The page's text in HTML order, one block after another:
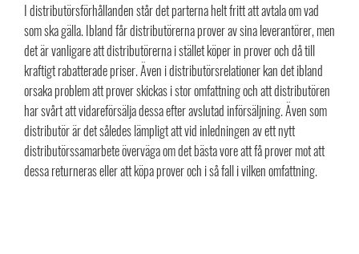
I distributörsförhållanden står det parterna helt fritt att avtala om vad
som ska gälla. Ibland får distributörerna prover av sina leverantörer, men
det är vanligare att distributörerna i stället köper in prover och då till
kraftigt rabatterade priser. Även i distributörsrelationer kan det ibland
orsaka problem att prover skickas i stor omfattning och att distributören
har svårt att vidareförsälja dessa efter avslutad införsäljning. Även som
distributör är det således lämpligt att vid inledningen av ett nytt
distributörssamarbete överväga om det bästa vore att få prover mot att
dessa returneras eller att köpa prover och i så fall i vilken omfattning.